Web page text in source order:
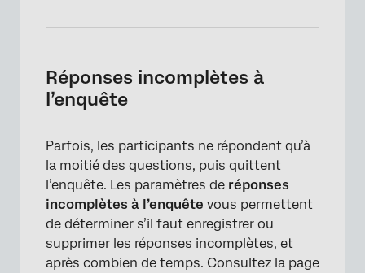
Réponses incomplètes à
l’enquête
Parfois, les participants ne répondent qu’à
la moitié des questions, puis quittent
l’enquête. Les paramètres de réponses
incomplètes à l’enquête vous permettent
de déterminer s’il faut enregistrer ou
supprimer les réponses incomplètes, et
après combien de temps. Consultez la page